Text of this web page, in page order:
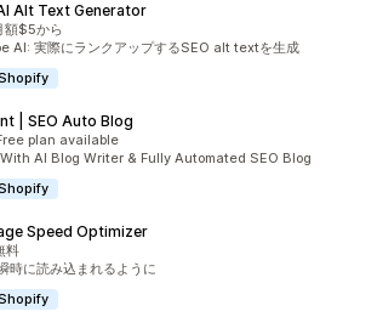
Alt Text Generator
：157件
額$5から
AI: 実際にランクアップするSEO alt textを生成
| SEO Auto Blog
：207件plan available
AI Blog Writer & Fully Automated SEO Blog
Speed Optimizer
：132件
料
時に読み込まれるように